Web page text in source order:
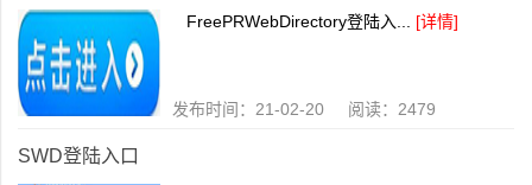
FreePRWebDirectory登陆入... [详情]
发布时间：21-02-20 阅读：2479
SWD登陆入口